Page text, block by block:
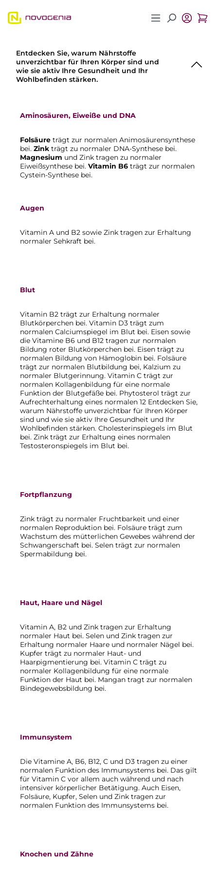
Zum Hauptinhalt springen
Entdecken Sie, warum Nährstoffe
unverzichtbar für Ihren Körper sind und
wie sie aktiv Ihre Gesundheit und Ihr
Wohlbefinden stärken.
Aminosäuren, Eiweiße und DNA
Folsäure trägt zur normalen Animosäurensynthese
bei. Zink trägt zu normaler DNA-Synthese bei.
Magnesium und Zink tragen zu normaler
Eiweißsynthese bei. Vitamin B6 trägt zur normalen
Cystein-Synthese bei.
Augen
Vitamin A und B2 sowie Zink tragen zur Erhaltung
normaler Sehkraft bei.
Blut
Vitamin B2 trägt zur Erhaltung normaler
Blutkörperchen bei. Vitamin D3 trägt zum
normalen Calciumspiegel im Blut bei. Eisen sowie
die Vitamine B6 und B12 tragen zur normalen
Bildung roter Blutkörperchen bei. Eisen trägt zu
normalen Bildung von Hämoglobin bei. Folsäure
trägt zur normalen Blutbildung bei, Kalzium zu
normaler Blutgerinnung. Vitamin C trägt zur
normalen Kollagenbildung für eine normale
Funktion der Blutgefäße bei. Phytosterol trägt zur
Aufrechterhaltung eines normalen 12 Entdecken Sie,
warum Nährstoffe unverzichtbar für Ihren Körper
sind und wie sie aktiv Ihre Gesundheit und Ihr
Wohlbefinden stärken. Cholesterinspiegels im Blut
bei. Zink trägt zur Erhaltung eines normalen
Testosteronspiegels im Blut bei.
Fortpflanzung
Zink trägt zu normaler Fruchtbarkeit und einer
normalen Reproduktion bei. Folsäure trägt zum
Wachstum des mütterlichen Gewebes während der
Schwangerschaft bei. Selen trägt zur normalen
Spermabildung bei.
Haut, Haare und Nägel
Vitamin A, B2 und Zink tragen zur Erhaltung
normaler Haut bei. Selen und Zink tragen zur
Erhaltung normaler Haare und normaler Nägel bei.
Kupfer trägt zu normaler Haut- und
Haarpigmentierung bei. Vitamin C trägt zu
normaler Kollagenbildung für eine normale
Funktion der Haut bei. Mangan tragt zur normalen
Bindegewebsbildung bei.
Immunsystem
Die Vitamine A, B6, B12, C und D3 tragen zu einer
normalen Funktion des Immunsystems bei. Das gilt
für Vitamin C vor allem auch während und nach
intensiver körperlicher Betätigung. Auch Eisen,
Folsäure, Kupfer, Selen und Zink tragen zur
normalen Funktion des Immunsystems bei.
Knochen und Zähne